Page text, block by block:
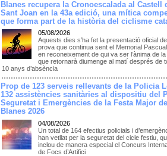
Blanes recupera la Cronoescalada al Castell
Sant Joan en la 43a edició, una mítica
que forma part de la història del ciclisme
05/08/2026
Aquests dies s’ha fet la presentació oficial
prova que continua sent el Memorial
en reconeixement de qui va ser l’ànima de
que retornarà diumenge al matí després de
10 anys d’absència
Prop de 123 serveis rellevants de la Policia
132 assistències sanitàries al dispositiu del
Seguretat i Emergències de la Festa Major
Blanes 2026
04/08/2026
Un total de 164 efectius policials i
han vetllat per la seguretat del cicle festiu,
inclou de manera especial el Concurs
de Focs d’Artifici